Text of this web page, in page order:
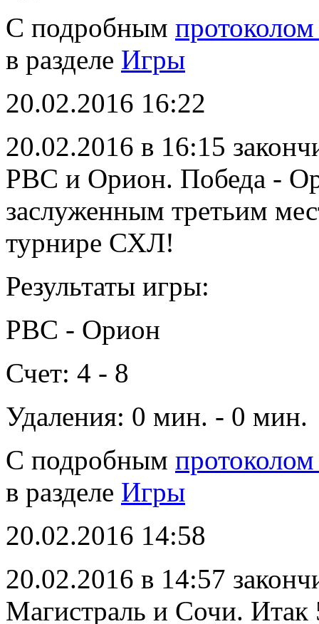
С подробным
в разделе Игры
20.02.2016 16:22
20.02.2016 в 16:15
РВС и Орион. Победа -
заслуженным третьим
турнире СХЛ!
Результаты игры:
РВС - Орион
Счет: 4 - 8
Удаления: 0 мин. - 0 мин.
С подробным
в разделе Игры
20.02.2016 14:58
20.02.2016 в 14:57
Магистраль и Сочи. Итак